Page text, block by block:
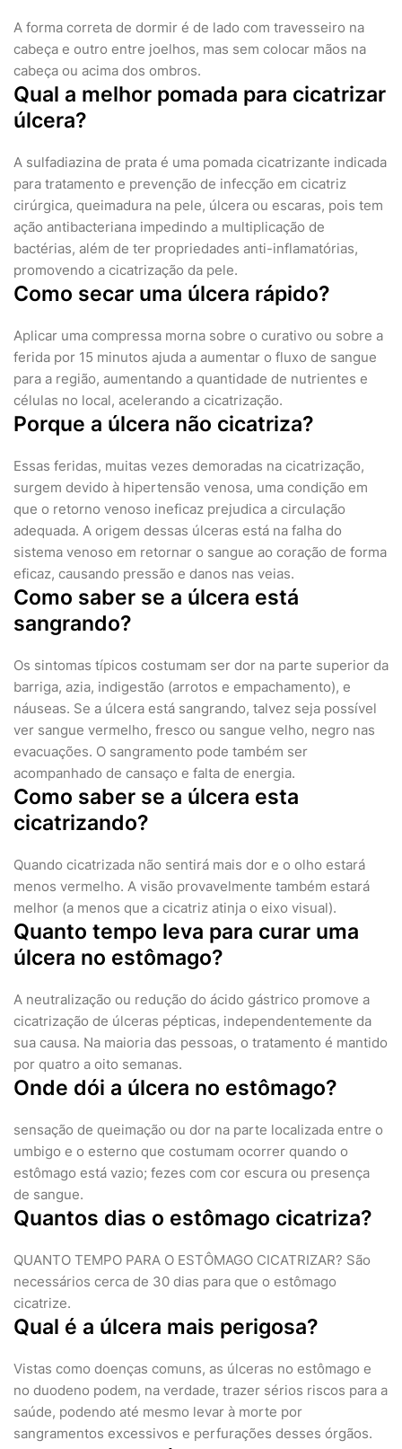
A forma correta de dormir é de lado com travesseiro na
cabeça e outro entre joelhos, mas sem colocar mãos na
cabeça ou acima dos ombros.
Qual a melhor pomada para cicatrizar
úlcera?
A sulfadiazina de prata é uma pomada cicatrizante indicada
para tratamento e prevenção de infecção em cicatriz
cirúrgica, queimadura na pele, úlcera ou escaras, pois tem
ação antibacteriana impedindo a multiplicação de
bactérias, além de ter propriedades anti-inflamatórias,
promovendo a cicatrização da pele.
Como secar uma úlcera rápido?
Aplicar uma compressa morna sobre o curativo ou sobre a
ferida por 15 minutos ajuda a aumentar o fluxo de sangue
para a região, aumentando a quantidade de nutrientes e
células no local, acelerando a cicatrização.
Porque a úlcera não cicatriza?
Essas feridas, muitas vezes demoradas na cicatrização,
surgem devido à hipertensão venosa, uma condição em
que o retorno venoso ineficaz prejudica a circulação
adequada. A origem dessas úlceras está na falha do
sistema venoso em retornar o sangue ao coração de forma
eficaz, causando pressão e danos nas veias.
Como saber se a úlcera está
sangrando?
Os sintomas típicos costumam ser dor na parte superior da
barriga, azia, indigestão (arrotos e empachamento), e
náuseas. Se a úlcera está sangrando, talvez seja possível
ver sangue vermelho, fresco ou sangue velho, negro nas
evacuações. O sangramento pode também ser
acompanhado de cansaço e falta de energia.
Como saber se a úlcera esta
cicatrizando?
Quando cicatrizada não sentirá mais dor e o olho estará
menos vermelho. A visão provavelmente também estará
melhor (a menos que a cicatriz atinja o eixo visual).
Quanto tempo leva para curar uma
úlcera no estômago?
A neutralização ou redução do ácido gástrico promove a
cicatrização de úlceras pépticas, independentemente da
sua causa. Na maioria das pessoas, o tratamento é mantido
por quatro a oito semanas.
Onde dói a úlcera no estômago?
sensação de queimação ou dor na parte localizada entre o
umbigo e o esterno que costumam ocorrer quando o
estômago está vazio; fezes com cor escura ou presença
de sangue.
Quantos dias o estômago cicatriza?
QUANTO TEMPO PARA O ESTÔMAGO CICATRIZAR? São
necessários cerca de 30 dias para que o estômago
cicatrize.
Qual é a úlcera mais perigosa?
Vistas como doenças comuns, as úlceras no estômago e
no duodeno podem, na verdade, trazer sérios riscos para a
saúde, podendo até mesmo levar à morte por
sangramentos excessivos e perfurações desses órgãos.